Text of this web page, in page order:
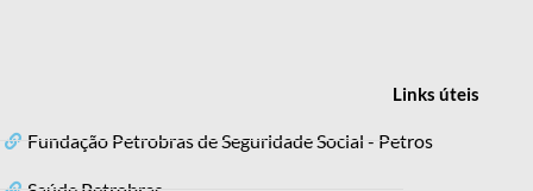
Linksúteis
Fundação Petrobras de Seguridade Social - Petros